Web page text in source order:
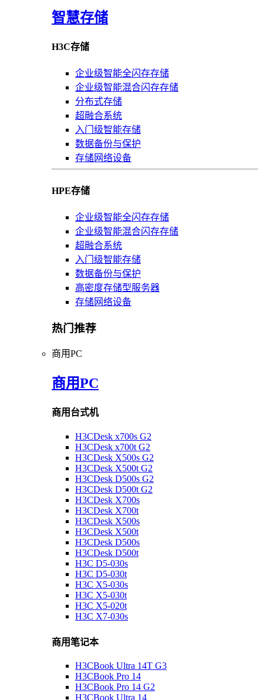
智慧存储
H3C存储
企业级智能全闪存存储
企业级智能混合闪存存储
分布式存储
超融合系统
入门级智能存储
数据备份与保护
存储网络设备
HPE存储
企业级智能全闪存存储
企业级智能混合闪存存储
超融合系统
入门级智能存储
数据备份与保护
高密度存储型服务器
存储网络设备
热门推荐
商用PC
商用PC
商用台式机
H3CDesk x700s G2
H3CDesk x700t G2
H3CDesk X500s G2
H3CDesk X500t G2
H3CDesk D500s G2
H3CDesk D500t G2
H3CDesk X700s
H3CDesk X700t
H3CDesk X500s
H3CDesk X500t
H3CDesk D500s
H3CDesk D500t
H3C D5-030s
H3C D5-030t
H3C X5-030s
H3C X5-030t
H3C X5-020t
H3C X7-030s
商用笔记本
H3CBook Ultra 14T G3
H3CBook Pro 14
H3CBook Pro 14 G2
H3CBook Ultra 14